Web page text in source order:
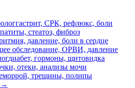
гастрит, СРК, рефлюкс, боли
стеатоз, фиброз
давление, боли в сердце
обследование, ОРВИ, давление
диабет, гормоны, щитовидка
отеки, анализы мочи
трещины, полипы
→